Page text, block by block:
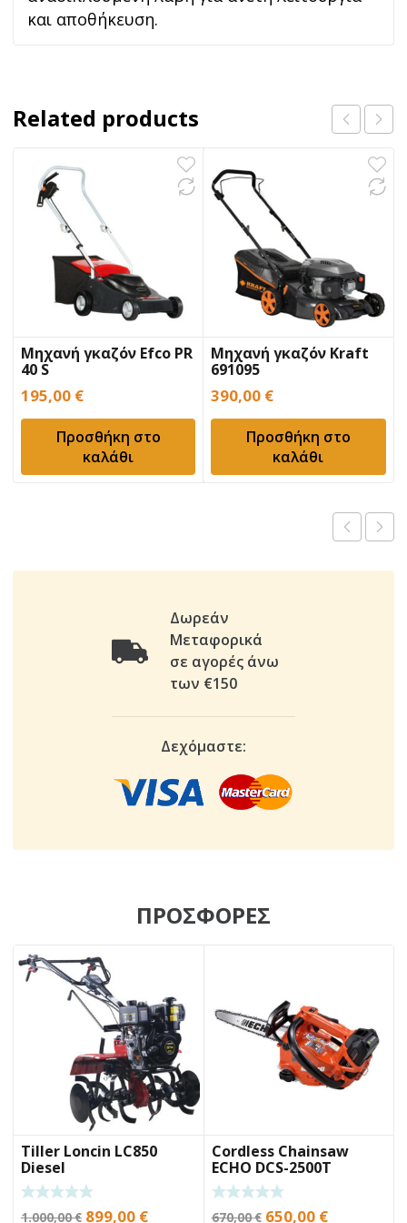
και αποθήκευση.
Related products
Μηχανή γκαζόν Efco PR
40 S
195,00 €
Προσθήκη στο
καλάθι
Μηχανή γκαζόν Kraft
691095
390,00 €
Προσθήκη στο
καλάθι
Δωρεάν
Μεταφορικά
σε αγορές άνω
των €150
Δεχόμαστε:
ΠΡΟΣΦΟΡΕΣ
Tiller Loncin LC850
Diesel
1.000,00€ Original
899,00 €Current
Cordless Chainsaw
ECHO DCS-2500T
670,00€ Original
650,00 €Current